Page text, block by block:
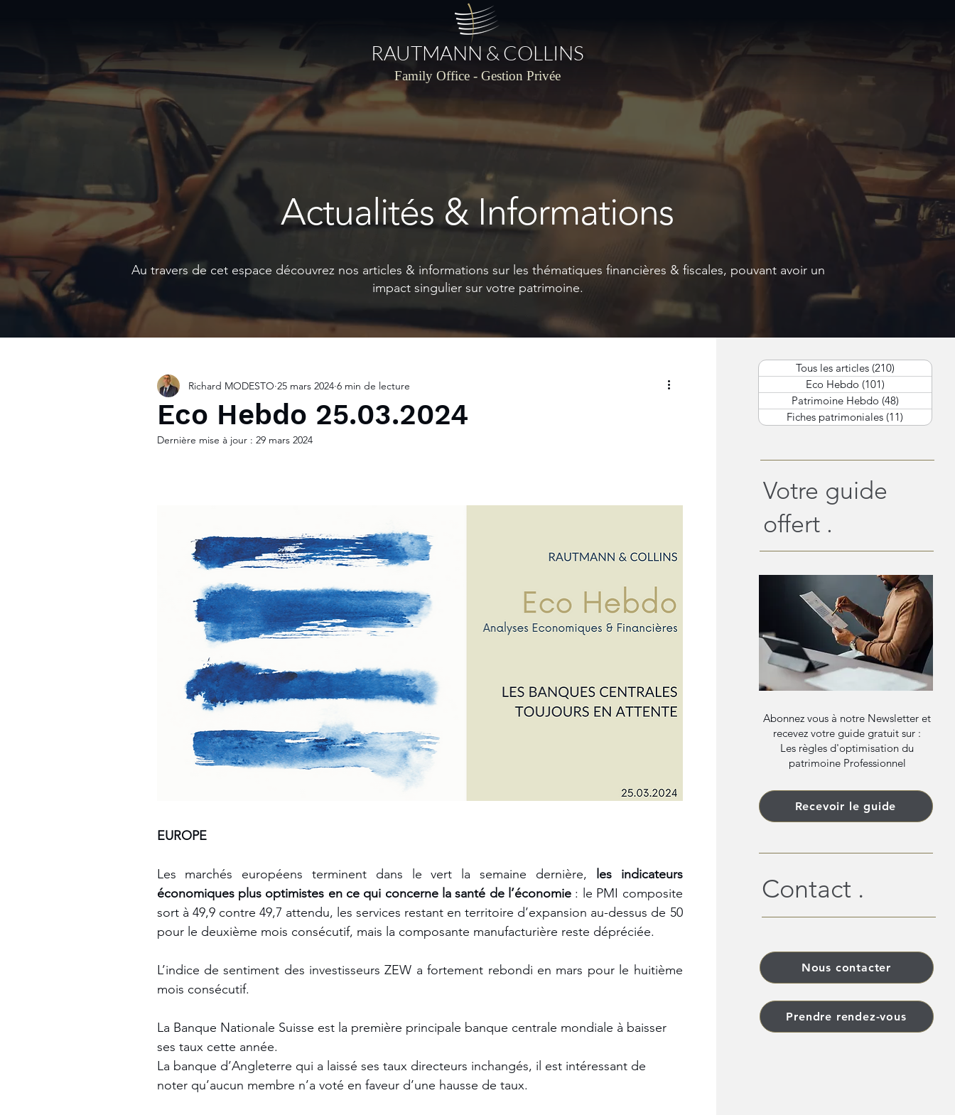
RAUTMANN & COLLINS
Family Office - Gestion Privée
Actualités & Informations
Au travers de cet espace découvrez nos articles & informations sur les thématiques financières & fiscales, pouvant avoir un
impact singulier sur votre patrimoine.
Eco Hebdo 25.03.2024
Richard MODESTO 25 mars 2024 6 min de lecture
Dernière mise à jour : 29 mars 2024
EUROPE
Les marchés européens terminent dans le vert la semaine dernière,
les indicateurs
économiques plus optimistes en ce qui concerne la santé de l’économie : le PMI composite
sort à 49,9 contre 49,7 attendu, les services restant en territoire d’expansion au-dessus de 50
pour le deuxième mois consécutif, mais la composante manufacturière reste dépréciée.
L’indice de sentiment des investisseurs ZEW a fortement rebondi en mars pour le huitième
mois consécutif.
La Banque Nationale Suisse est la première principale banque centrale mondiale à baisser
ses taux cette année.
La banque d’Angleterre qui a laissé ses taux directeurs inchangés, il est intéressant de
noter qu’aucun membre n’a voté en faveur d’une hausse de taux.
Tous les articles (210) 210 posts
Eco Hebdo (101)
Patrimoine Hebdo (48)
Fiches patrimoniales (11) 11 posts
Votre guide
offert .
Abonnez vous à notre Newsletter et
recevez votre guide gratuit sur :
Les règles d'optimisation du
patrimoine Professionnel
Recevoir le guide
Contact .
Nous contacter
Prendre rendez-vous